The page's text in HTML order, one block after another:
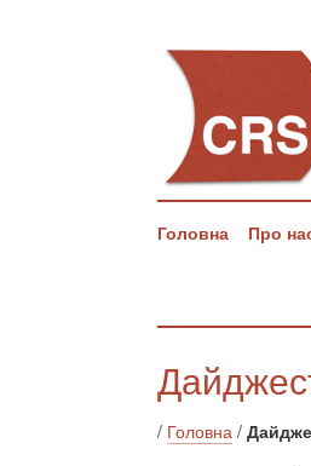
Головна Про
/ Головна /